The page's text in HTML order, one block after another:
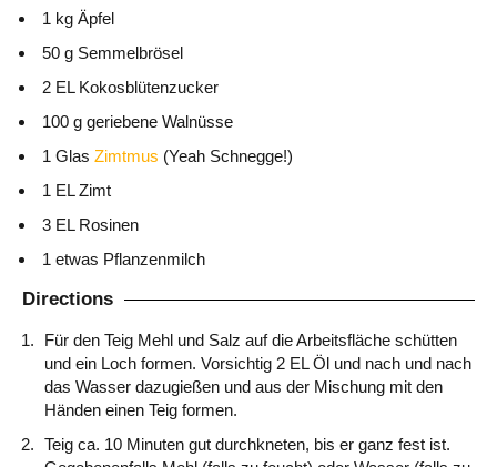
1 kg Äpfel
50 g Semmelbrösel
2 EL Kokosblütenzucker
100 g geriebene Walnüsse
1 Glas Zimtmus (Yeah Schnegge!)
1 EL Zimt
3 EL Rosinen
1 etwas Pflanzenmilch
Directions
Für den Teig Mehl und Salz auf die Arbeitsfläche schütten
und ein Loch formen. Vorsichtig 2 EL Öl und nach und nach
das Wasser dazugießen und aus der Mischung mit den
Händen einen Teig formen.
Teig ca. 10 Minuten gut durchkneten, bis er ganz fest ist.